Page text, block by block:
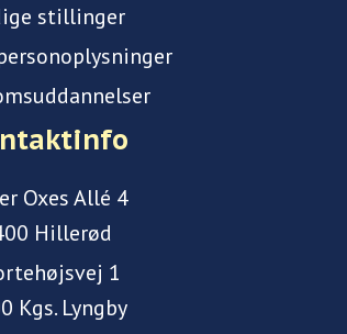
stillinger
Oxes Allé 4
Hillerød
1
Kgs. Lyngby